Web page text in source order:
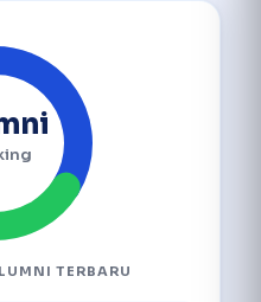
TERBARU